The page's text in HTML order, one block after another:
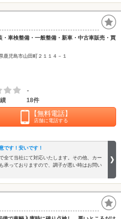
・車検整備・一般整備・新車・中古車販売・買
鹿児島市山田町２１１４－１
-
18件
【無料電話】
店舗に電話する
です！安いです！
全て当社にて対応いたします。その他、カー
承っておりますので、調子が悪い時はお問い